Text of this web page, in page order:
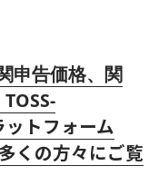
申告価格、関
トフォーム
くの方々にご覧